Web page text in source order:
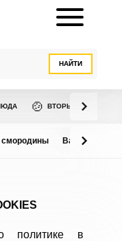
НАЙТИ
🍲 ВТОРЫЕ БЛЮДА
смородины Варенье из
политике в